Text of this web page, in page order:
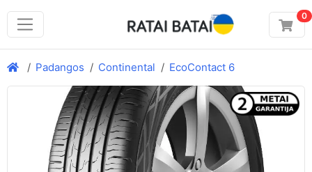
0
Padangos Continental EcoContact 6